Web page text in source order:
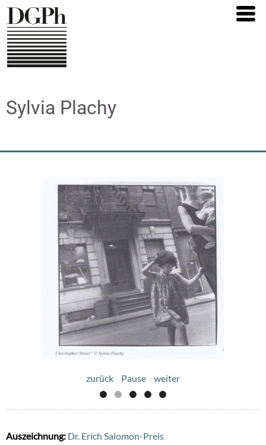
Direkt
zum
Inhalt
Sylvia Plachy
zurück Pause weiter
Auszeichnung: Dr. Erich Salomon-Preis